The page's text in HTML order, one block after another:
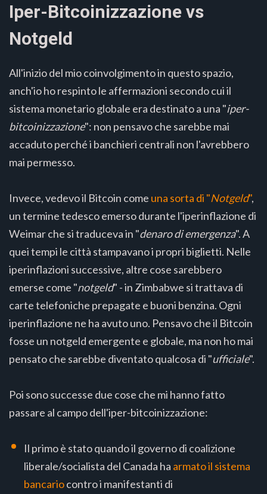
Iper-Bitcoinizzazione vs
Notgeld
All'inizio del mio coinvolgimento in questo spazio,
anch'io ho respinto le affermazioni secondo cui il
sistema monetario globale era destinato a una "iper-
bitcoinizzazione": non pensavo che sarebbe mai
accaduto perché i banchieri centrali non l'avrebbero
mai permesso.
Invece, vedevo il Bitcoin come una sorta di "Notgeld",
un termine tedesco emerso durante l'iperinflazione di
Weimar che si traduceva in "denaro di emergenza". A
quei tempi le città stampavano i propri biglietti. Nelle
iperinflazioni successive, altre cose sarebbero
emerse come "notgeld" - in Zimbabwe si trattava di
carte telefoniche prepagate e buoni benzina. Ogni
iperinflazione ne ha avuto uno. Pensavo che il Bitcoin
fosse un notgeld emergente e globale, ma non ho mai
pensato che sarebbe diventato qualcosa di "ufficiale".
Poi sono successe due cose che mi hanno fatto
passare al campo dell'iper-bitcoinizzazione:
Il primo è stato quando il governo di coalizione
liberale/socialista del Canada ha armato il sistema
bancariocontro i manifestanti di